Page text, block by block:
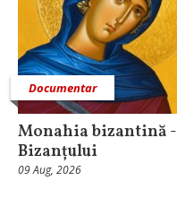
Documentar
Monahia bizantină
Bizanțului
09 Aug, 2026